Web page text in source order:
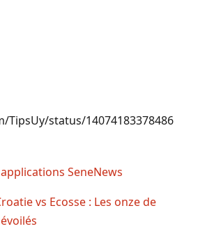
status/14074183378486
vs Ecosse : Les onze de